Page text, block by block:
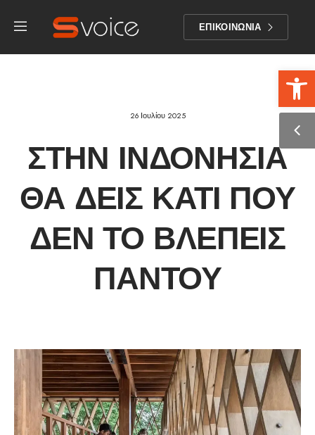
ΕΠΙΚΟΙΝΩΝΙΑ
26 Ιουλίου 2025
ΣΤΗΝ ΙΝΔΟΝΗΣΊΑ
ΘΑ ΔΕΙΣ ΚΆΤΙ ΠΟΥ
ΔΕΝ ΤΟ ΒΛΈΠΕΙΣ
ΠΑΝΤΟΎ